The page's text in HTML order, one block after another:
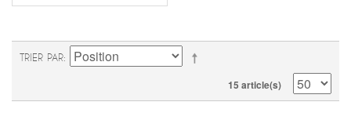
TRIER PAR
15 article(s)